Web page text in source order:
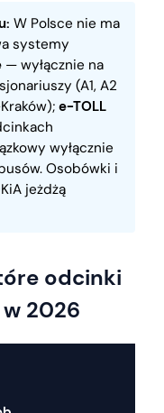
W Polsce nie ma
systemy
— wyłącznie na
(A1, A2
e-TOLL
wyłącznie
Osobówki i
jeżdżą
odcinki
2026